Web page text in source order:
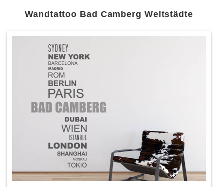
Wandtattoo Bad Camberg Weltstädte